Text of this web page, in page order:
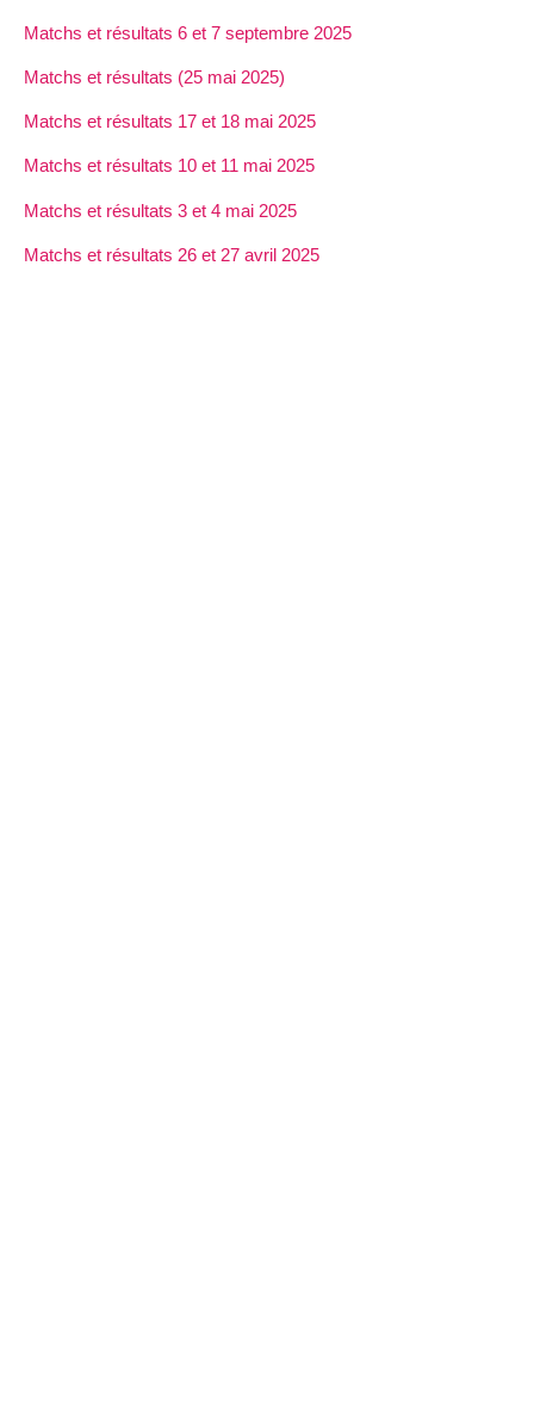
Matchs et résultats 6 et 7 septembre 2025
Matchs et résultats (25 mai 2025)
Matchs et résultats 17 et 18 mai 2025
Matchs et résultats 10 et 11 mai 2025
Matchs et résultats 3 et 4 mai 2025
Matchs et résultats 26 et 27 avril 2025